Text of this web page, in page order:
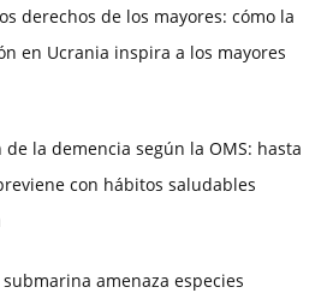
derechos de los mayores: cómo la
en Ucrania inspira a los mayores
de la demencia según la OMS: hasta
con hábitos saludables
amenaza especies